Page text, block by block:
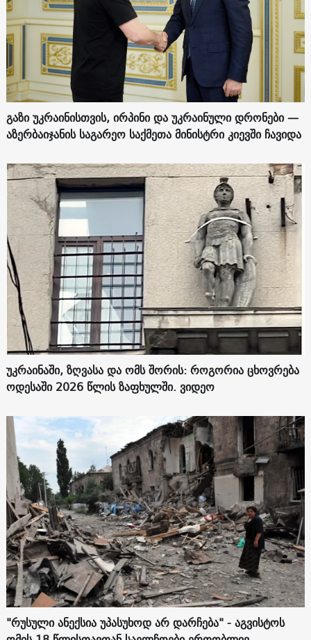
გაზი უკრაინისთვის, ირპინი და უკრაინული დრონები —
აზერბაიჯანის საგარეო საქმეთა მინისტრი კიევში ჩავიდა
უკრაინაში, ზღვასა და ომს შორის: როგორია ცხოვრება
ოდესაში 2026 წლის ზაფხულში. ვიდეო
"რუსული ანექსია უპასუხოდ არ დარჩება" - აგვისტოს